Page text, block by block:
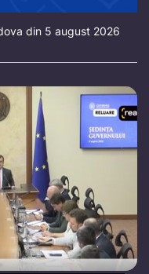
din 5 august 2026